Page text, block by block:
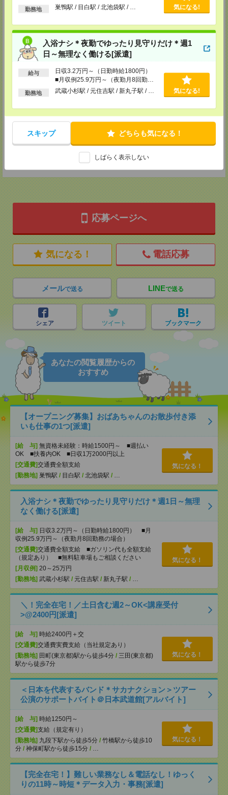
以上
勤務地 巣鴨駅 / 目白駅 / 北池袋駅 / … 気になる!
入浴ナシ＊夜勤でゆったり見守りだけ＊週1
日～無理なく働ける[派遣]
給与
日収3.2万円～（日勤時給1800円）
■月収例25.9万円～（夜勤月8回勤務
の場合）
勤務地 武蔵小杉駅 / 元住吉駅 / 新丸子駅 / … 気になる!
スキップ どちらも気になる！
しばらく表示しない
立川営業所
TEL：042-540-7331
担当：採用センター
池袋営業所
東京都豊島区南池袋2-27-16 近藤ビル4F
担当：採用センター
勝田台営業所
TEL：047-486-4510
担当：採用センター
所沢営業所
応募ページへ
気になる！ 電話応募
メールで送る LINEで送る
シェア ツイート ブックマーク
あなたの閲覧履歴からの
おすすめ
【オープニング募集】おばあちゃんのお散歩付き添
いも仕事の1つ[派遣]
[給 与] 無資格未経験：時給1500円～ ■週払い
OK ■扶養内OK ■日収1万2000円以上
[交通費]交通費全額支給
[勤務地] 巣鴨駅 / 目白駅 / 北池袋駅 / …
気になる！
入浴ナシ＊夜勤でゆったり見守りだけ＊週1日～無理
なく働ける[派遣]
[給 与] 日収3.2万円～（日勤時給1800円） ■月
収例25.9万円～（夜勤月8回勤務の場合）
[交通費]交通費全額支給 ■ガソリン代も全額支給
（規定あり） ■無料駐車場もご相談ください
[月収例] 20～25万円
[勤務地] 武蔵小杉駅 / 元住吉駅 / 新丸子駅 / …
気になる！
＼！完全在宅！／土日含む週2～OK<講座受付
>@2400円[派遣]
[給 与] 時給2400円＋交
[交通費]交通費実費支給（当社規定あり）
[勤務地] 田町(東京都)駅から徒歩4分 / 三田(東京都)
駅から徒歩7分
気になる！
＜日本を代表するバンド＊サカナクション＞ツアー
公演のサポートバイト＠日本武道館[アルバイト]
[給 与] 時給1250円～
[交通費]支給（規定有り）
[勤務地] 九段下駅から徒歩5分 / 竹橋駅から徒歩10
分 / 神保町駅から徒歩15分 / …
気になる！
【完全在宅！】難しい業務なし＆電話なし！ゆっく
りの11時～時短＊データ入力・事務[派遣]